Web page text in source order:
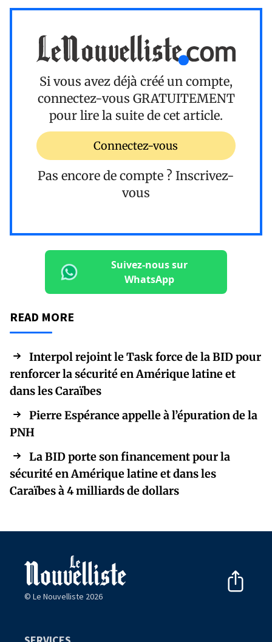
Si vous avez déjà créé un compte,
connectez-vous GRATUITEMENT
pour lire la suite de cet article.
Connectez-vous
Pas encore de compte ? Inscrivez-
vous
Suivez-nous sur
WhatsApp
READ MORE
Interpol rejoint le Task force de la BID pour
renforcer la sécurité en Amérique latine et
dans les Caraïbes
Pierre Espérance appelle à l’épuration de la
PNH
La BID porte son financement pour la
sécurité en Amérique latine et dans les
Caraïbes à 4 milliards de dollars
© Le Nouvelliste 2026